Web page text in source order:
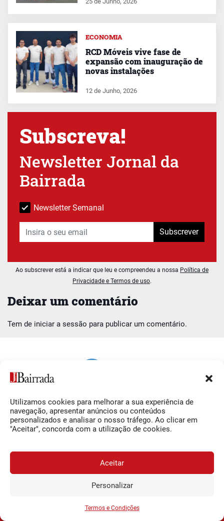
Utilizamos cookies para melhorar a sua experiência de
navegação, apresentar anúncios ou conteúdos
personalizados e analisar o nosso tráfego. Ao clicar em
"Aceitar", concorda com a utilização de cookies.
Aceitar
Personalizar
Termos e Condições
Deixar um comentário
Tem de iniciar a sessão para publicar um comentário.
ECONOMIA
RCD Móveis vive fase de
expansão com inauguração de
novas instalações
12 de Junho, 2026
Subscreva!
Newsletter Jornal da
Bairrada
Newsletter Semanal
Subscrever
Ao subscrever está a indicar que leu e compreendeu a nossa Política de
Privacidade e Termos de uso.
0,34€/semana
Siga-nos
Facebook
O Jornal da Bairrada
Contactos
Termos e Condições
© 2026 Jornal da Bairrada